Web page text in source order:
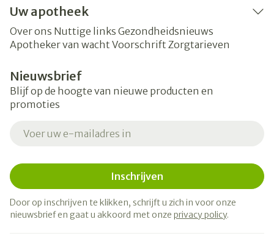
Uw apotheek
Over ons Nuttige links Gezondheidsnieuws
Apotheker van wacht Voorschrift Zorgtarieven
Nieuwsbrief
Blijf op de hoogte van nieuwe producten en
promoties
Inschrijven
Door op inschrijven te klikken, schrijft u zich in voor onze
nieuwsbrief en gaat u akkoord met onze privacy policy.